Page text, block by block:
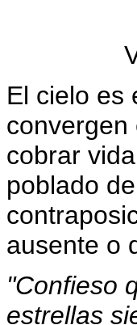
El cielo es
convergen
cobrar
poblado
ausente o
"Confieso
estrellas